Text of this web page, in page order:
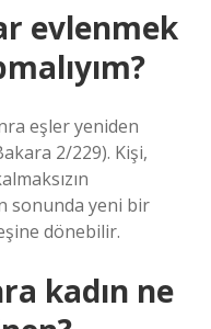
evlenmek
eşler yeniden
2/229). Kişi,
sonunda yeni bir
dönebilir.
kadın ne